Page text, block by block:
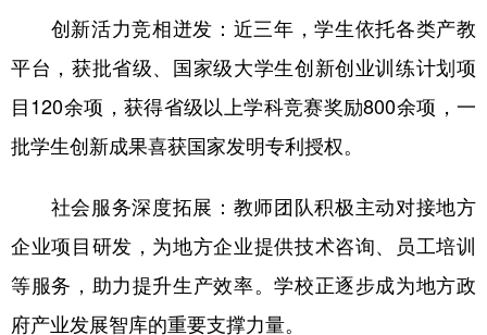
创新活力竞相迸发：近三年，学生依托各类产教
平台，获批省级、国家级大学生创新创业训练计划项
目120余项，获得省级以上学科竞赛奖励800余项，一
批学生创新成果喜获国家发明专利授权。
社会服务深度拓展：教师团队积极主动对接地方
企业项目研发，为地方企业提供技术咨询、员工培训
等服务，助力提升生产效率。学校正逐步成为地方政
府产业发展智库的重要支撑力量。